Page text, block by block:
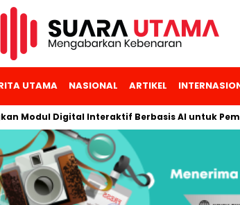
UTAMA NASIONAL ARTIKEL
Digital Interaktif Berbasis AI untuk